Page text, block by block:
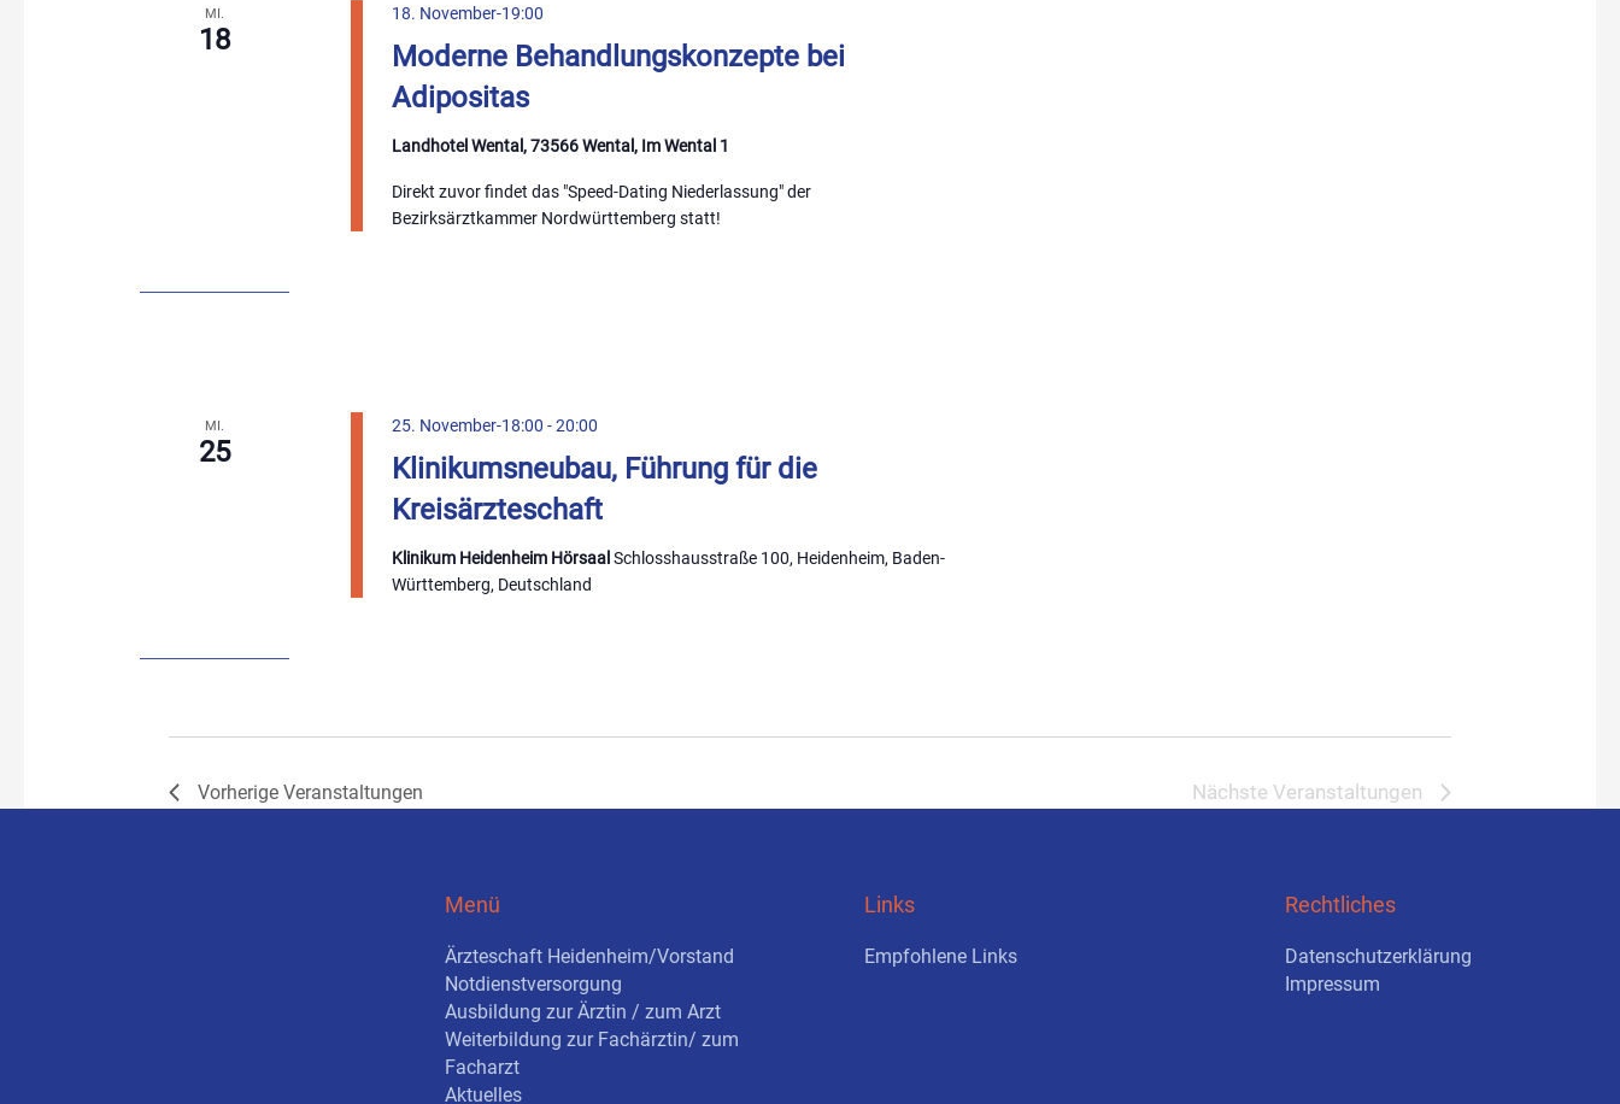
MI.
18
Moderne Behandlungskonzepte bei
Adipositas
18. November-19:00
Landhotel Wental, 73566 Wental, Im Wental 1
Direkt zuvor findet das "Speed-Dating Niederlassung" der
Bezirksärztkammer Nordwürttemberg statt!
MI.
25
Klinikumsneubau, Führung für die
Kreisärzteschaft
25. November-18:00 -20:00
Klinikum Heidenheim Hörsaal Schlosshausstraße 100, Heidenheim, Baden-
Württemberg, Deutschland
Vorherige Veranstaltungen Nächste Veranstaltungen
Menü
Ärzteschaft Heidenheim/Vorstand
Notdienstversorgung
Ausbildung zur Ärztin / zum Arzt
Weiterbildung zur Fachärztin/ zum
Facharzt
Aktuelles
Links
Empfohlene Links
Rechtliches
Datenschutzerklärung
Impressum